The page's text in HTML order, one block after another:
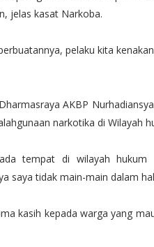
jelas kasat Narkoba.
pelaku kita
AKBP
narkotika di Wilayah
tempat di wilayah
saya tidak main-main dalam
kasih kepada warga yang